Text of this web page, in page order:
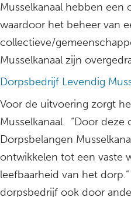
Musselkanaal hebben een
waardoor het beheer van
collectieve/
Musselkanaal zijn
Dorpsbedrijf Levendig
Voor de uitvoering zorgt
Musselkanaal. “Door deze
Dorpsbelangen
ontwikkelen tot een vaste
leefbaarheid van het
dorpsbedrijf ook door